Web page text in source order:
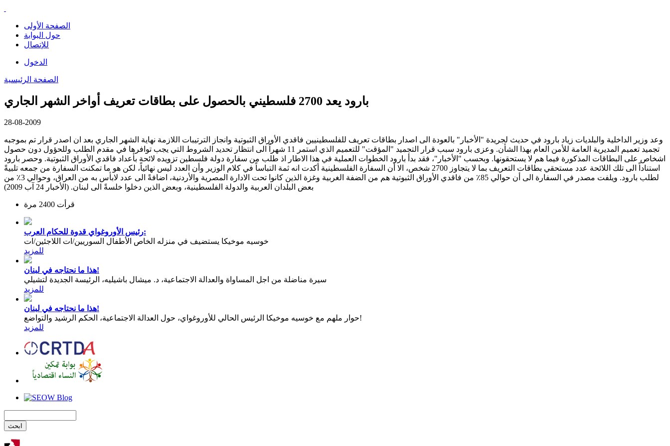
الصفحة الأولى
حول البوابة
للإتصال
الدخول
الصفحة الرئيسية
بارود يعد 2700 فلسطيني بالحصول على بطاقات تعريف أواخر الشهر الجاري
28-08-2009
وعد وزير الداخلية والبلديات زياد بارود في حديث لجريدة "الأخبار" بالعودة الى اصدار بطاقات تعريف للفلسطينيين فاقدي الأوراق الثبوتية وانجاز الترتيبات اللازمة نهاية الشهر الجاري بعد ان اصدر قرار تم بموجبه
تجميد تعميم المديرية العامة للأمن العام بهذا الشأن. وعزى بارود سبب قرار التجميد "المؤقت" للتعميم الذي استمر 11 شهراً الى انتظار تحديد الشروط التي يجب توافرها في مقدم الطلب وللحؤول دون حصول
اشخاص على البطاقات المذكورة فيما هم لا يستحقونها. وبحسب "الأخبار"، فقد بدأ بارود الخطوات العملية في هذا الاطار اذ طلب من سفارة دولة فلسطين تزويده لائحة بأعداد فاقدي الأوراق الثبوتية. وحصر بارود
استناداً الى تلك اللائحة عدد مستحقي بطاقات التعريف بما لا يتجاوز 2700 شخص، الا أن السفارة الفلسطينية أكدت انه ثمة التباساً في كلام الوزير وأن العدد ليس نهائياً، لكن هو ما تمكنت السفارة من جمعه تلبيةً
لطلب بارود. ويلفت مصدر في السفارة الى أن حوالي 85٪ من فاقدي الأوراق الثبوتية هم من الضفة الغربية وغزة الذين كانوا تحت الادارة المصرية والأردنية، اضافةً الى عدد لابأس به من العراق، وحوالي 3٪ من
بعض البلدان العربية والدولة الفلسطينية، وبعض الذين دخلوا خلسةً الى لبنان. (الأخبار 24 آب 2009)
قرأت 2400 مرة
رئيس الأوروغواي قدوة للحكام العرب:
خوسيه موخيكا يستضيف في منزله الخاص الأطفال السوريين/ات اللاجئين/ات
للمزيد
هذا ما نحتاجه في لبنان!
سيرة مناضلة من اجل المساواة والعدالة الاجتماعية، د. ميشال باشيليه، الرئيسة الجديدة لتشيلي
للمزيد
هذا ما نحتاجه في لبنان!
حوار ملهم مع خوسيه موخيكا الرئيس الحالي للأوروغواي، حول العدالة الاجتماعية، الحكم الرشيد والتواضع!
للمزيد